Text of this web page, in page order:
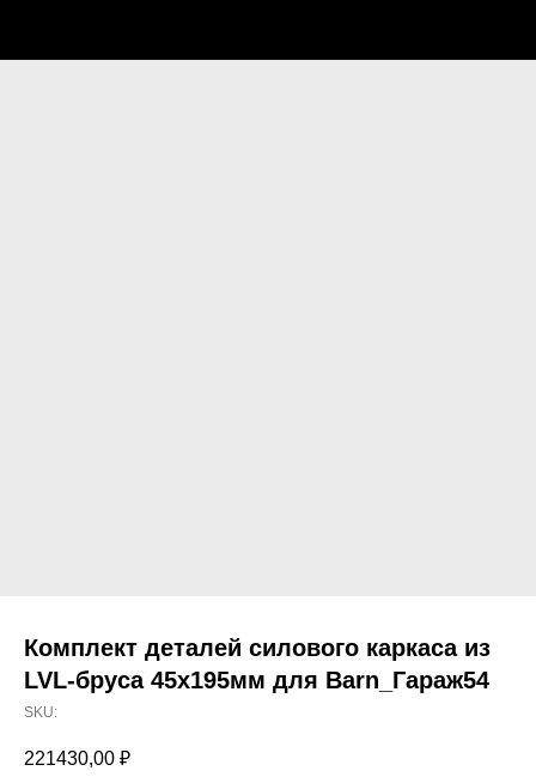
Комплект деталей силового каркаса из
LVL-бруса 45x195мм для Barn_Гараж54
SKU:
221430,00 ₽